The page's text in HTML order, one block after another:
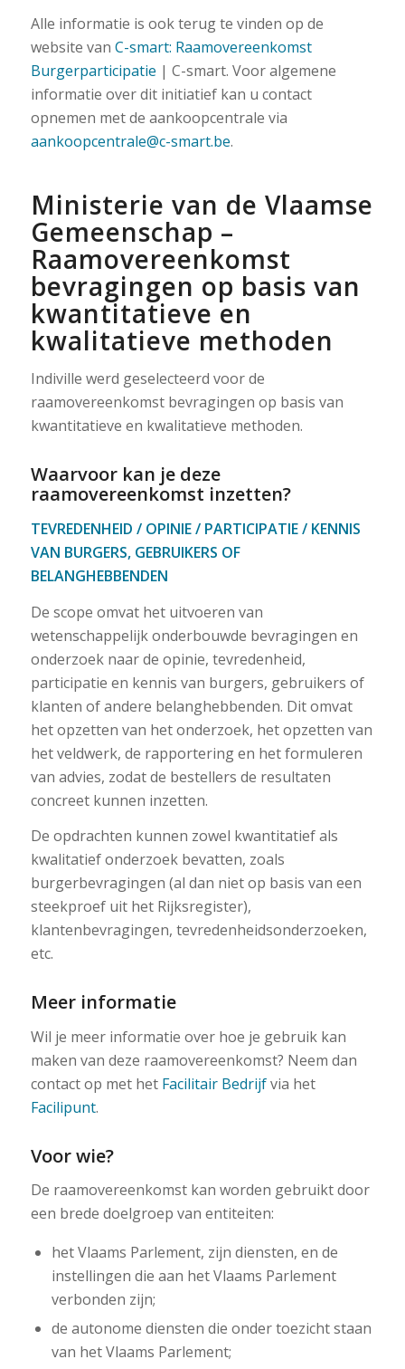
Alle informatie is ook terug te vinden op de
website van C-smart: Raamovereenkomst
Burgerparticipatie | C-smart. Voor algemene
informatie over dit initiatief kan u contact
opnemen met de aankoopcentrale via
aankoopcentrale@c-smart.be.
Ministerie van de Vlaamse
Gemeenschap –
Raamovereenkomst
bevragingen op basis van
kwantitatieve en
kwalitatieve methoden
Indiville werd geselecteerd voor de
raamovereenkomst bevragingen op basis van
kwantitatieve en kwalitatieve methoden.
Waarvoor kan je deze
raamovereenkomst inzetten?
TEVREDENHEID / OPINIE / PARTICIPATIE / KENNIS
VAN BURGERS, GEBRUIKERS OF
BELANGHEBBENDEN
De scope omvat het uitvoeren van
wetenschappelijk onderbouwde bevragingen en
onderzoek naar de opinie, tevredenheid,
participatie en kennis van burgers, gebruikers of
klanten of andere belanghebbenden. Dit omvat
het opzetten van het onderzoek, het opzetten van
het veldwerk, de rapportering en het formuleren
van advies, zodat de bestellers de resultaten
concreet kunnen inzetten.
De opdrachten kunnen zowel kwantitatief als
kwalitatief onderzoek bevatten, zoals
burgerbevragingen (al dan niet op basis van een
steekproef uit het Rijksregister),
klantenbevragingen, tevredenheidsonderzoeken,
etc.
Meer informatie
Wil je meer informatie over hoe je gebruik kan
maken van deze raamovereenkomst? Neem dan
contact op met het Facilitair Bedrijfvia het
Facilipunt.
Voor wie?
De raamovereenkomst kan worden gebruikt door
een brede doelgroep van entiteiten:
het Vlaams Parlement, zijn diensten, en de
instellingen die aan het Vlaams Parlement
verbonden zijn;
de autonome diensten die onder toezicht staan
van het Vlaams Parlement;